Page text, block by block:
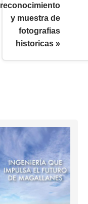
reconocimiento
y muestra de
fotografias
historicas »